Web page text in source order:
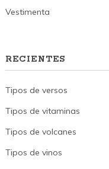
Vestimenta
RECIENTES
Tipos de versos
Tipos de vitaminas
Tipos de volcanes
Tipos de vinos